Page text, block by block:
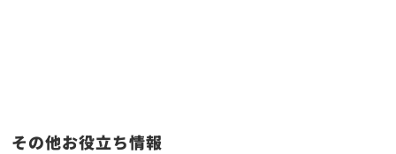
フリーワード入力(製品名等)
その他お役立ち情報